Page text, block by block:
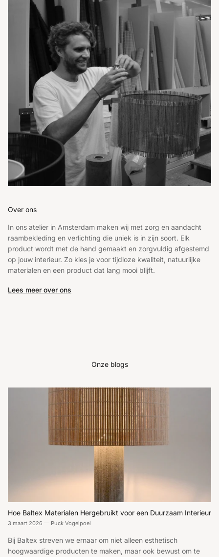
Over ons
In ons atelier in Amsterdam maken wij met zorg en aandacht
raambekleding en verlichting die uniek is in zijn soort. Elk
product wordt met de hand gemaakt en zorgvuldig afgestemd
op jouw interieur. Zo kies je voor tijdloze kwaliteit, natuurlijke
materialen en een product dat lang mooi blijft.
Lees meer over ons
Onze blogs
Hoe Baltex Materialen Hergebruikt voor een Duurzaam Interieur
3 maart 2026 — Puck Vogelpoel
Bij Baltex streven we ernaar om niet alleen esthetisch
hoogwaardige producten te maken, maar ook bewust om te